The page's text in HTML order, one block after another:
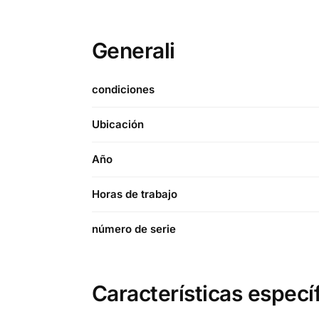
Generali
condiciones
Ubicación
Año
Horas de trabajo
número de serie
Características